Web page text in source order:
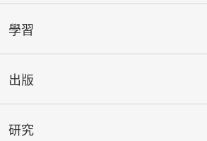
發布日期：2026-04-20 行政公告
本院為配合本（115）年518國際博
18日（週一）當日為週一開館日
外，另新增5月16日（週六）及5月
學習
出版
研究